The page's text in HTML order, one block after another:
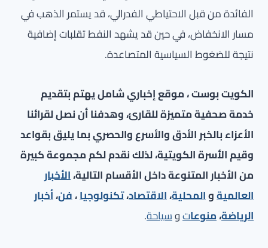
الفائدة من قبل الاحتياطي الفدرالي، قد يستمر الذهب في
مسار الانخفاض، في حين قد يشهد النفط تقلبات إضافية
نتيجة للضغوط السياسية المتصاعدة.
الكويت بوست ، موقع إخباري شامل يهتم بتقديم
خدمة صحفية متميزة للقارئ، وهدفنا أن نصل لقرائنا
الأعزاء بالخبر الأدق والأسرع والحصري بما يليق بقواعد
وقيم الأسرة الكويتية، لذلك نقدم لكم مجموعة كبيرة
من الأخبار المتنوعة داخل الأقسام التالية،الأخبار
العالميةوالمحلية،الاقتصاد،تكنولوجيا،فن،أخبار
الرياضة،منوعاتوسياحة.